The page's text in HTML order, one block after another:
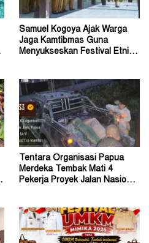
Samuel Kogoya Ajak Warga
Jaga Kamtibmas Guna
Menyukseskan Festival Etnik
Tentara Organisasi Papua
Merdeka Tembak Mati 4
Pekerja Proyek Jalan Nasional